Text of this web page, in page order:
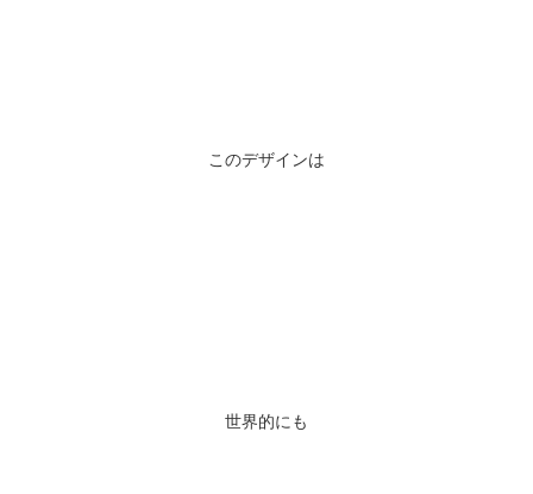
このデザインは
世界的にも